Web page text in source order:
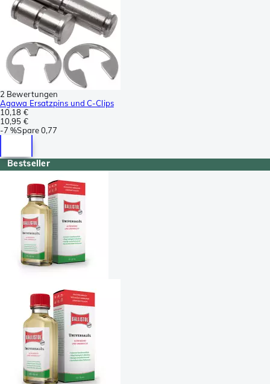
2 Bewertungen
Agawa Ersatzpins und C-Clips
10,18 €
10,95 €
-7 %Spare0,77
Bestseller